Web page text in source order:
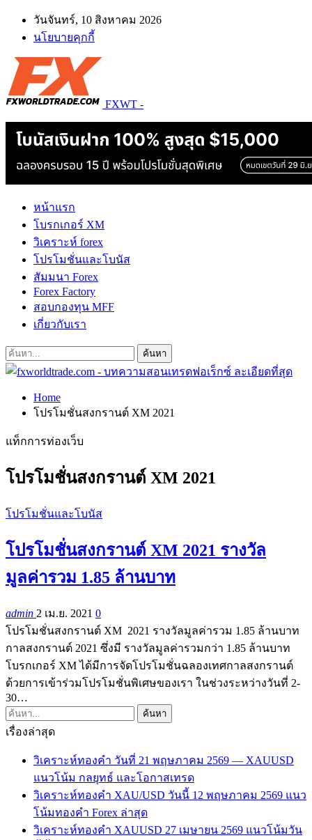
วันจันทร์, 10 สิงหาคม 2026
นโยบายคุกกี้
FXWT -
หน้าแรก
โบรกเกอร์ XM
วิเคราะห์ forex
โปรโมชั่นและโบนัส
สัมมนา Forex
Forex Factory
สอบกองทุน MFF
เกี่ยวกับเรา
Home
โปรโมชั่นสงกรานต์ XM 2021
แท็กการท่องเว็บ
โปรโมชั่นสงกรานต์ XM 2021
โปรโมชั่นและโบนัส
โปรโมชั่นสงกรานต์ XM 2021 รางวัล
มูลค่ารวม 1.85 ล้านบาท
admin 2 เม.ย. 2021 0
โปรโมชั่นสงกรานต์ XM 2021 รางวัลมูลค่ารวม 1.85 ล้านบาท
กาลสงกรานต์ 2021 ซึ่งมี รางวัลมูลค่ารวมกว่า 1.85 ล้านบาท
โบรกเกอร์ XM ได้มีการจัดโปรโมชั่นฉลองเทศกาลสงกรานต์
ด้วยการเข้าร่วมโปรโมชั่นพิเศษของเรา ในช่วงระหว่างวันที่ 2-
30…
เรื่องล่าสุด
วิเคราะห์ทองคำ วันที่ 21 พฤษภาคม 2569 — XAUUSD
แนวโน้ม กลยุทธ์ และโอกาสเทรด
วิเคราะห์ทองคำ XAU/USD วันนี้ 12 พฤษภาคม 2569 แนว
โน้มทองคำ Forex ล่าสุด
วิเคราะห์ทองคำ XAUUSD 27 เมษายน 2569 แนวโน้มวัน